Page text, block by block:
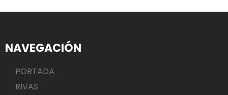
NAVEGACIÓN
PORTADA
RIVAS